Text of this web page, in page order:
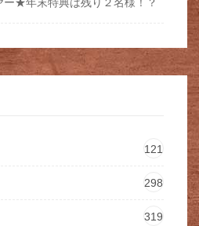
121
298
319